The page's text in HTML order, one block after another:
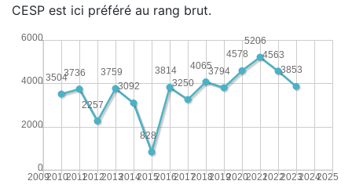
CESP est ici préféré au rang brut.
20092010201120122013201420152016201720182019202020212022202320242025
0
2000
4000
6000
3853
4563
5206
4578
3794
4065
3250
3814
828
3092
3759
2257
3736
3504